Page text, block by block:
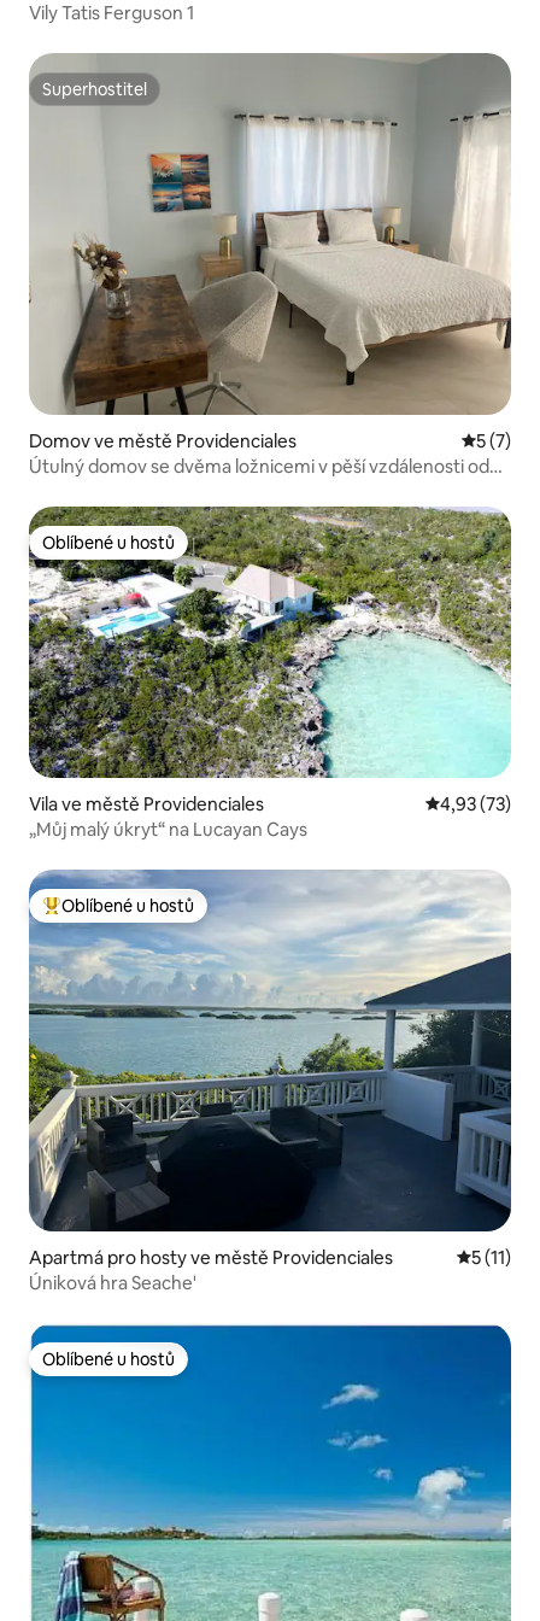
Vily Tatis Ferguson 1
Superhostitel
Superhostitel
Domov ve městě Providenciales
5 (7)
Útulný domov se dvěma ložnicemi v pěší vzdálenosti od
Oblíbené u hostů
Oblíbené u hostů
Vila ve městě Providenciales Průměrné
4,93 (73)
„Můj malý úkryt“ na Lucayan Cays
Nejlepší v kategorii Oblíbené u hostů
Oblíbené u hostů
Apartmá pro hosty ve městě Providenciales
5 (11)
Úniková hra Seache'
Oblíbené u hostů
Oblíbené u hostů